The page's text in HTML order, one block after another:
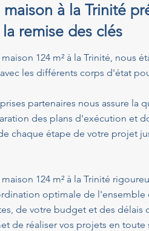
à la Trinité
remise des clés
124 m² à la Trinité, nous
les différents corps d'état
partenaires nous assure la
des plans d'exécution et
chaque étape de votre projet
124 m² à la Trinité
optimale de l'ensemble
de votre budget et des délais
de réaliser vos projets en toute